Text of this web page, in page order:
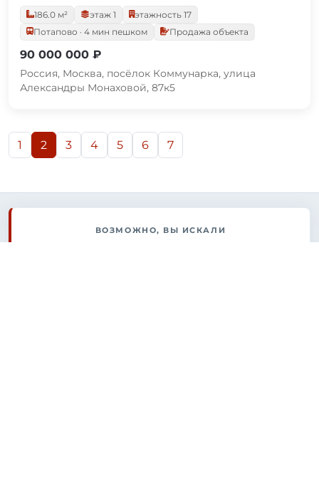
186.0 м²
этаж 1
этажность 17
Потапово · 4 мин пешком
Продажа объекта
90 000 000 ₽
Россия, Москва, посёлок Коммунарка, улица
Александры Монаховой, 87к5
1 2 3 4 5 6 7
ВОЗМОЖНО, ВЫ ИСКАЛИ